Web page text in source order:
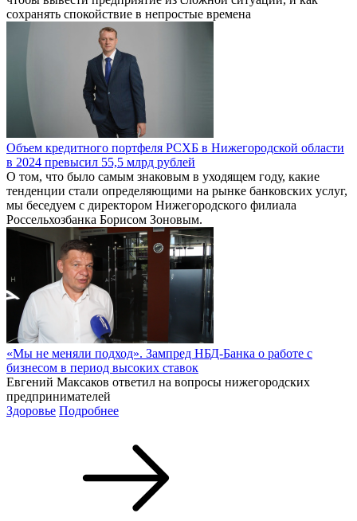
сохранять спокойствие в непростые времена
Объем кредитного портфеля РСХБ в Нижегородской области
в 2024 превысил 55,5 млрд рублей
О том, что было самым знаковым в уходящем году, какие
тенденции стали определяющими на рынке банковских услуг,
мы беседуем с директором Нижегородского филиала
Россельхозбанка Борисом Зоновым.
«Мы не меняли подход». Зампред НБД-Банка о работе с
бизнесом в период высоких ставок
Евгений Максаков ответил на вопросы нижегородских
предпринимателей
Здоровье Подробнее